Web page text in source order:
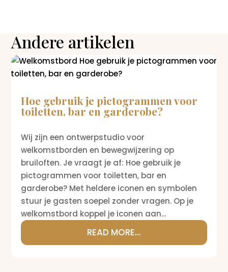
Andere artikelen
Hoe gebruik je pictogrammen voor
toiletten, bar en garderobe?
Wij zijn een ontwerpstudio voor
welkomstborden en bewegwijzering op
bruiloften. Je vraagt je af: Hoe gebruik je
pictogrammen voor toiletten, bar en
garderobe? Met heldere iconen en symbolen
stuur je gasten soepel zonder vragen. Op je
welkomstbord koppel je iconen aan...
READ MORE...